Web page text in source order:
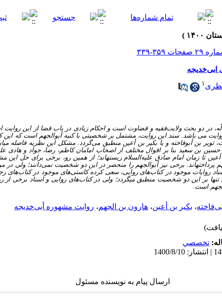
ابی‌خدیجه
۱
در دو بحث ولایت‌فقیه و قضاوت است و احکام زیادی در باب قضا از این
می باشد. سند این روایت، مشتمل بر شخصیتی با کنیه أبو‌الجهم است که این
ثویر بن أبو‌فاخته و یا بکیر بن أعین منطبق می‌گردد. مشکل این نظریه فاصله
حسین بن سعید بنا بر اقوال مختلف از اصحاب امامان کاظم، رضا، جواد و هادی
تا زمان امام صادق علیه‌السلام زیسته­اند؛ از همین رو، برخی برای حل این
برخی نیز أبو‌الجهم را منحصر در این دو شخصیت نمی‌دانند؛ ‌ولی
روایات موجود در کتاب‌های روایی، سعی کرده کاستی‌های موجود در کتاب‌های
تنها بر این دو شخصیت منطبق می­گردد؛ ولی در کتاب‌های روایی و اسناد برخی از
است.
، بکیر بن أعین، هارون بن الجهم، روایت مشهوره أبی‌خدیجه
تخصصي
ارسال پیام به نویسنده مسئول